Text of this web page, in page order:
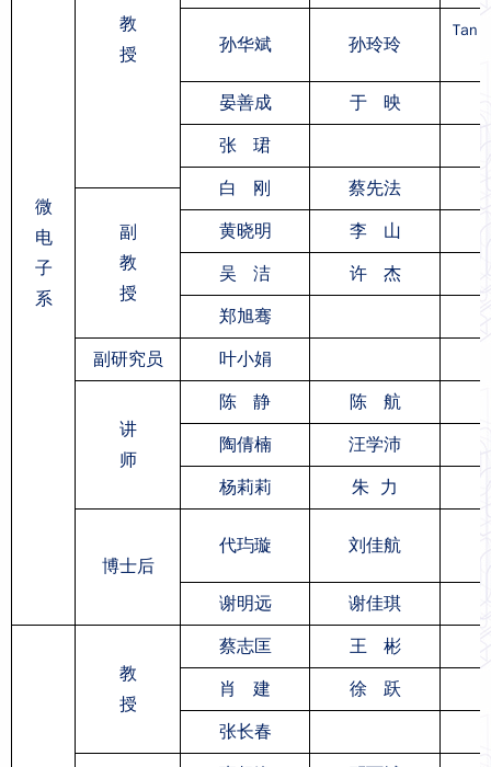
微
电
子
系
教
授
孙华斌 孙玲玲
Tan
晏善成 于 映
张 珺
白 刚
蔡先法
副
教
授
黄晓明 李 山
吴 洁
许 杰
郑旭骞
副研究员
叶小娟
讲
师
陈 静 陈 航
陶倩楠
汪学沛
杨莉莉
朱 力
博士后
代玙璇 刘佳航
谢明远 谢佳琪
教
授
蔡志匡 王 彬
肖 建
徐 跃
张长春